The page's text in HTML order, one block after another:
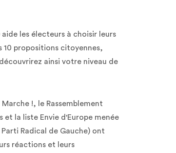
les électeurs à choisir leurs
10 propositions citoyennes,
ainsi votre niveau de
!, le Rassemblement
et la liste Envie d'Europe menée
Radical de Gauche) ont
réactions et leurs